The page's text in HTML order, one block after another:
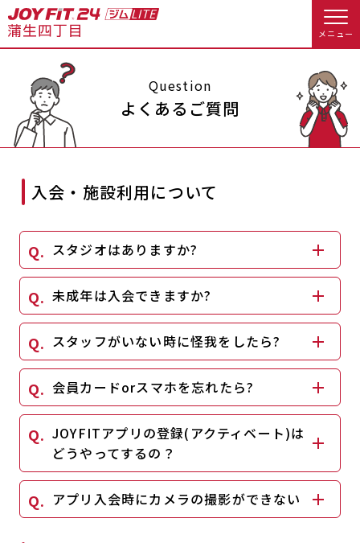
メニュー
店舗トップ
アクセス 店舗情報・サービス
よくあるご質問 店舗へのお問い合わせ
入会するトップ
Appで入会手続き料金・サービス等詳しく見る
入会を悩まれている方へトップ
キャンペーン 料金のご案内
アクセス 店舗情報・サービス
見学・体験
よくあるご質問 店舗へのお問い合わせ
JOYFIT総合トップ JOYFIT
JOYFIT24
JOYFIT+ 店舗を探す
Question
よくあるご質問
入会・施設利用について
スタジオはありますか?
未成年は入会できますか?
スタッフがいない時に怪我をしたら?
会員カードorスマホを忘れたら?
JOYFITアプリの登録(アクティベート)は
どうやってするの？
アプリ入会時にカメラの撮影ができない